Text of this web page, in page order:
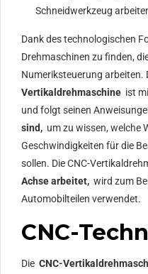
Schneidwerkzeug
Dank des technologischen
Drehmaschinen zu finden,
Numeriksteuerung arbeiten.
Vertikaldrehmaschine ist
und folgt seinen
sind, um zu wissen, welche
Geschwindigkeiten für die
sollen. Die CNC-
Achse arbeitet, wird zum
Automobilteilen verwendet.
CNC-
Die CNC-